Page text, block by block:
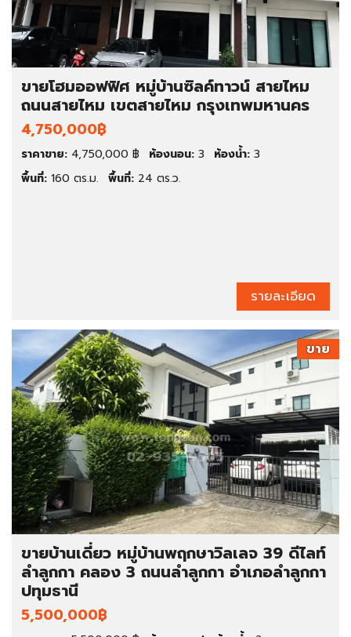
ขายโฮมออฟฟิศ หมู่บ้านซิลค์ทาวน์ สายไหม
ถนนสายไหม เขตสายไหม กรุงเทพมหานคร
4,750,000฿
ราคาขาย: 4,750,000 ฿ ห้องนอน: 3 ห้องน้ำ: 3
พื้นที่: 160 ตร.ม. พื้นที่: 24 ตร.ว.
รายละเอียด
ขาย
ขายบ้านเดี่ยว หมู่บ้านพฤกษาวิลเลจ 39 ดีไลท์
ลำลูกกา คลอง 3 ถนนลำลูกกา อำเภอลำลูกกา
ปทุมธานี
5,500,000฿